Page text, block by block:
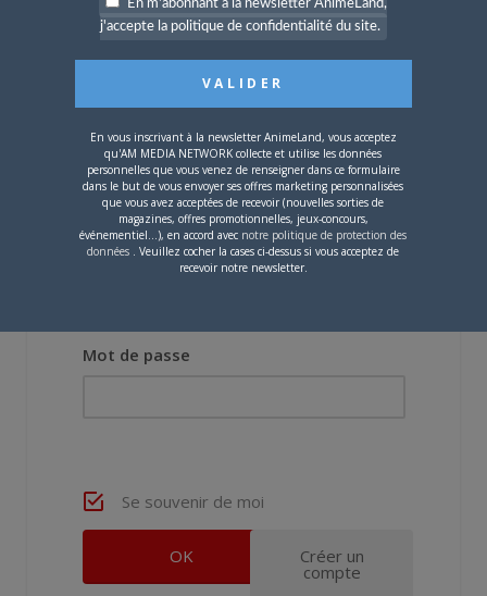
Additional Forum Statistics
Nom d'utilisateur ou adresse e-mail
Mot de passe
Se souvenir de moi
Créer un
compte
En m'abonnant à la newsletter AnimeLand,
j'accepte la politique de confidentialité du site.
En vous inscrivant à la newsletter AnimeLand, vous acceptez
qu'AM MEDIA NETWORK collecte et utilise les données
personnelles que vous venez de renseigner dans ce formulaire
dans le but de vous envoyer ses offres marketing personnalisées
que vous avez acceptées de recevoir (nouvelles sorties de
magazines, offres promotionnelles, jeux-concours,
événementiel...), en accord avec notre politique de protection des
données . Veuillez cocher la cases ci-dessus si vous acceptez de
recevoir notre newsletter.